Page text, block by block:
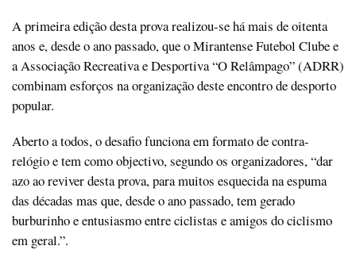
A primeira edição desta prova realizou-se há mais de oitenta
anos e, desde o ano passado, que o Mirantense Futebol Clube e
a Associação Recreativa e Desportiva “O Relâmpago” (ADRR)
combinam esforços na organização deste encontro de desporto
popular.
Aberto a todos, o desafio funciona em formato de contra-
relógio e tem como objectivo, segundo os organizadores, “dar
azo ao reviver desta prova, para muitos esquecida na espuma
das décadas mas que, desde o ano passado, tem gerado
burburinho e entusiasmo entre ciclistas e amigos do ciclismo
em geral.”.